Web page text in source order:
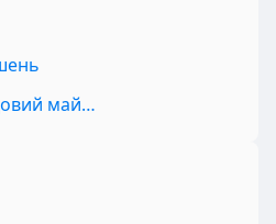
май…